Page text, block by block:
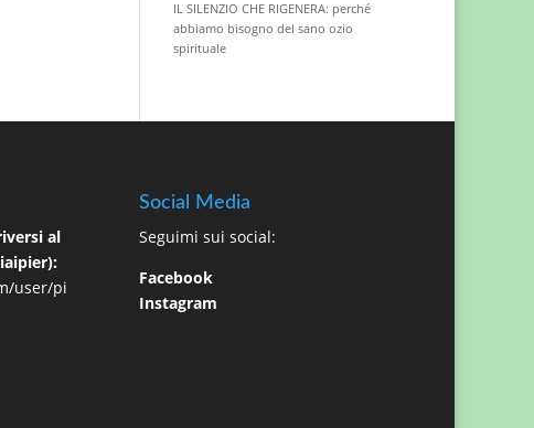
IL SILENZIO CHE RIGENERA: perché
abbiamo bisogno del sano ozio
spirituale
al
user/pi
Social Media
Seguimi sui social:
Facebook
Instagram